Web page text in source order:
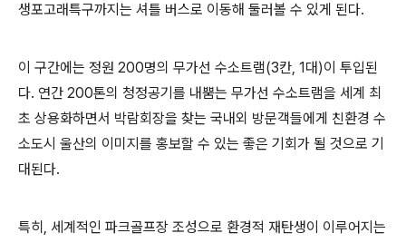
생포고래특구까지는 셔틀 버스로 이동해 둘러볼 수 있게 된다.
이 구간에는 정원 200명의 무가선 수소트램(3칸, 1대)이 투입된
다. 연간 200톤의 청정공기를 내뿜는 무가선 수소트램을 세계 최
초 상용화하면서 박람회장을 찾는 국내외 방문객들에게 친환경 수
소도시 울산의 이미지를 홍보할 수 있는 좋은 기회가 될 것으로 기
대된다.
특히, 세계적인 파크골프장 조성으로 환경적 재탄생이 이루어지는